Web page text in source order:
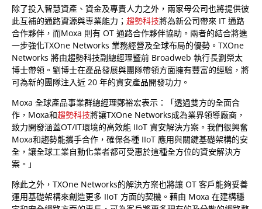
除了投入智慧資產、資金及專責人力之外，兩家母公司也將提供彼
此互補的通路資源與專業能力； 趨勢科技將為新公司帶來 IT 通路
合作夥伴，而Moxa 則有 OT 通路合作夥伴協助。兩者的結合將進
一步強化TXOne Networks 業務經營及全球布局的優勢。TXOne
Networks 將由趨勢科技副總經理暨前 Broadweb 執行長劉榮太
博士帶領。劉博士在產品發展與團隊帶領方面擁有豐富的經驗，將
可為新的團隊注入近 20 年的資安產品開發功力。
Moxa 全球產品事業群總經理鄭裕宏表示：「透過雙方的全面合
作，Moxa和趨勢科技將讓TXOne Networks成為業界領導廠商，
致力開發涵蓋OT/IT環境的高效能 IIoT 資安解決方案。我們很興奮
Moxa和趨勢能攜手合作，確保各種 IIoT 應用與關鍵基礎架構的安
全，讓全球工業自動化業者都可受惠於這種全方位的資安解決方
案。」
除此之外，TXOne Networks的解決方案也將讓 OT 客戶能夠妥善
運用基礎架構來創造更多 IIoT 方面的契機。藉由 Moxa 在建構穩